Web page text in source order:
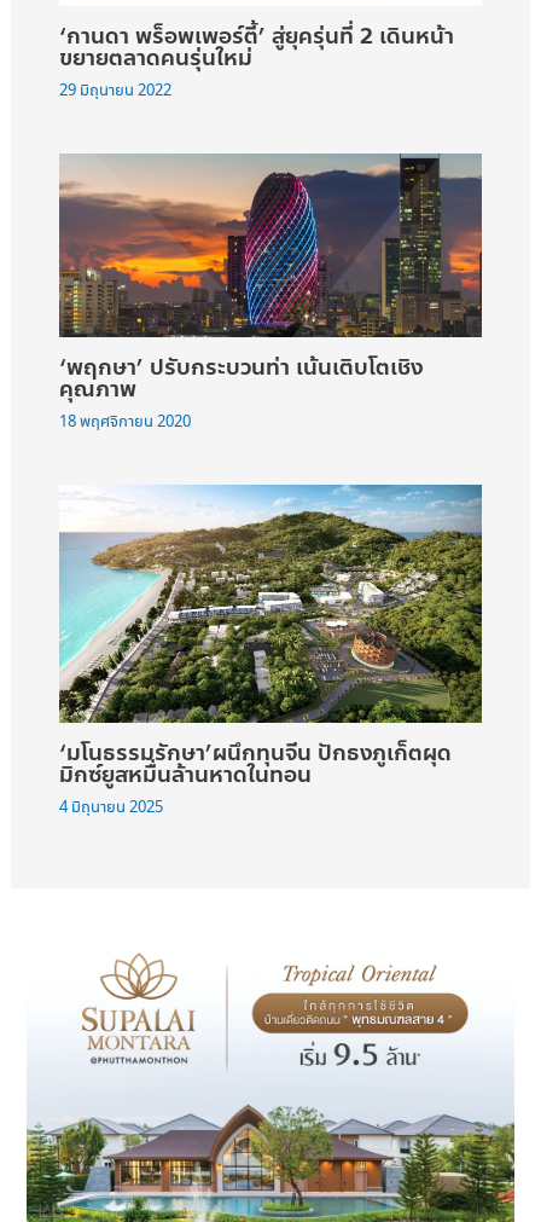
‘กานดา พร็อพเพอร์ตี้’ สู่ยุครุ่นที่ 2 เดินหน้า
ขยายตลาดคนรุ่นใหม่
29 มิถุนายน 2022
‘พฤกษา’ ปรับกระบวนท่า เน้นเติบโตเชิง
คุณภาพ
18 พฤศจิกายน 2020
‘มโนธรรมรักษา’ผนึกทุนจีน ปักธงภูเก็ตผุด
มิกซ์ยูสหมื่นล้านหาดในทอน
4 มิถุนายน 2025